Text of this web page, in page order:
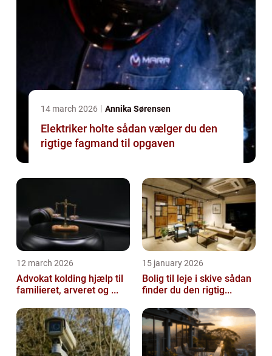
14 march 2026 Annika Sørensen
Elektriker holte sådan vælger du den
rigtige fagmand til opgaven
12 march 2026
Advokat kolding hjælp til
familieret, arveret og ...
15 january 2026
Bolig til leje i skive sådan
finder du den rigtig...